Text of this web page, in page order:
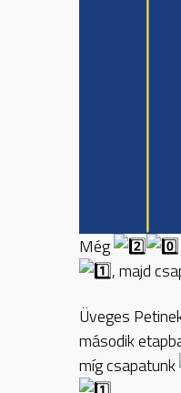
Még
, majd
Üveges
második
míg csapatunk